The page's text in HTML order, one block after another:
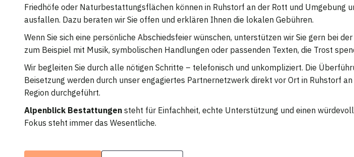
Friedhöfe oder Naturbestattungsflächen können in Ruhstorf an der Rott und Umgebung
ausfallen. Dazu beraten wir Sie offen und erklären Ihnen die lokalen Gebühren.
Wenn Sie sich eine persönliche Abschiedsfeier wünschen, unterstützen wir Sie gern bei
zum Beispiel mit Musik, symbolischen Handlungen oder passenden Texten, die Trost
Wir begleiten Sie durch alle nötigen Schritte – telefonisch und unkompliziert. Die
Beisetzung werden durch unser engagiertes Partnernetzwerk direkt vor Ort in Ruhstorf
Region durchgeführt.
Alpenblick Bestattungen steht für Einfachheit, echte Unterstützung und einen
Fokus steht immer das Wesentliche.